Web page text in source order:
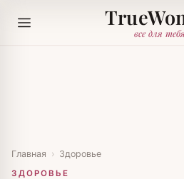
все для тебя
Главная › Здоровье
ЗДОРОВЬЕ